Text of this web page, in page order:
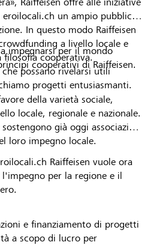
eroilocali.ch un ampio pubblico
In questo modo Raiffeisen
a livello locale e
filosofia cooperativa.
possano rivelarsi utili
progetti entusiasmanti.
impegnarsi per il mondo
cooperativi di Raiffeisen.
della varietà sociale,
locale, regionale e nazionale.
già oggi associazioni
loro impegno locale.
Raiffeisen vuole ora
per la regione e il
e finanziamento di progetti
a scopo di lucro per